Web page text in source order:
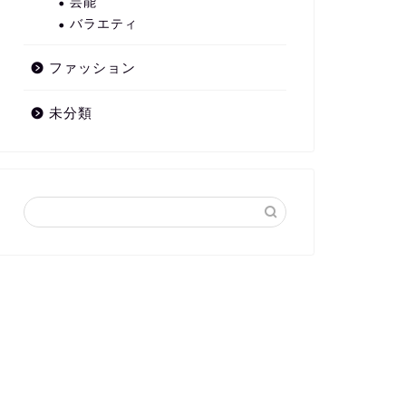
バラエティ
ファッション
未分類